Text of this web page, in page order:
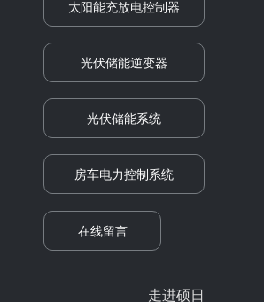
太阳能充放电控制器
光伏储能逆变器
光伏储能系统
房车电力控制系统
在线留言
走进硕日